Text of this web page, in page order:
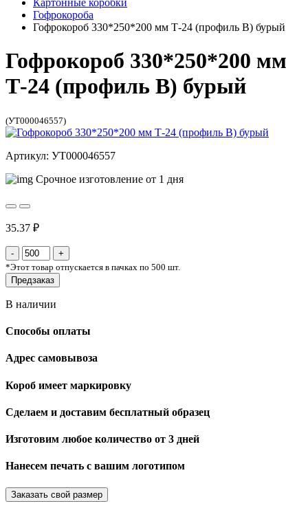
Картонные коробки
Гофрокороба
Гофрокороб 330*250*200 мм Т-24 (профиль B) бурый
Гофрокороб 330*250*200 мм
Т-24 (профиль B) бурый
(УТ000046557)
Артикул: УТ000046557
Срочное изготовление от 1 дня
35.37 ₽
*Этот товар отпускается в пачках по 500 шт.
Предзаказ
В наличии
Способы оплаты
Адрес самовывоза
Короб имеет маркировку
Сделаем и доставим бесплатный образец
Изготовим любое количество от 3 дней
Нанесем печать с вашим логотипом
Заказать свой размер